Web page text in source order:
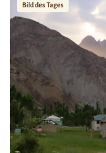
Bild des Tages